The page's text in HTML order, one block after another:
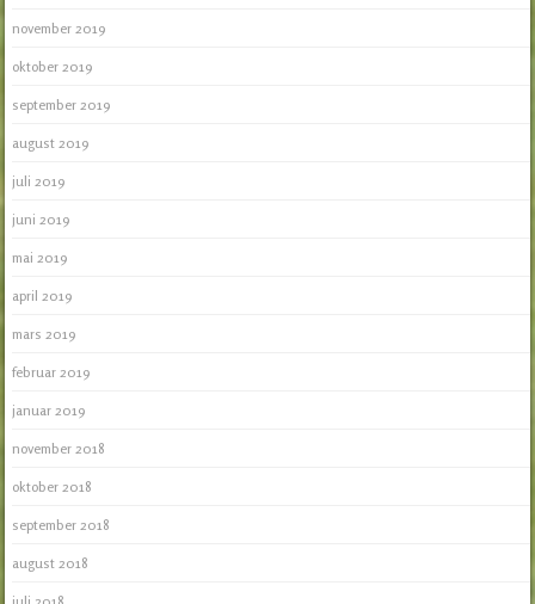
november 2019
oktober 2019
september 2019
august 2019
juli 2019
juni 2019
mai 2019
april 2019
mars 2019
februar 2019
januar 2019
november 2018
oktober 2018
september 2018
august 2018